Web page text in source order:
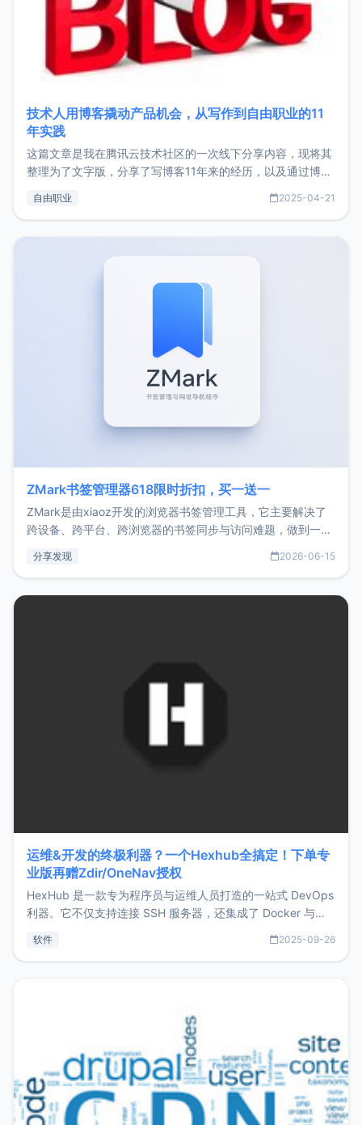
技术人用博客撬动产品机会，从写作到自由职业的11
年实践
这篇文章是我在腾讯云技术社区的一次线下分享内容，现将其
整理为了文字版，分享了写博客11年来的经历，以及通过博客
了我的首个产品ImgURL的真实数据和产品现状。自我介绍大
自由职业 2025-04-21
ZMark书签管理器618限时折扣，买一送一
ZMark是由xiaoz开发的浏览器书签管理工具，它主要解决了
跨设备、跨平台、跨浏览器的书签同步与访问难题，做到一处
用，让管理更高效。ZMark官网地址：
分享发现 2026-06-15
运维&开发的终极利器？一个Hexhub全搞定！下单专
业版再赠Zdir/OneNav授权
HexHub 是一款专为程序员与运维人员打造的一站式 DevOps
利器。它不仅支持连接 SSH 服务器，还集成了 Docker 与常
件间频繁切换，仅凭 HexHub 即可同时搞定运维与数据库操
软件 2025-09-26